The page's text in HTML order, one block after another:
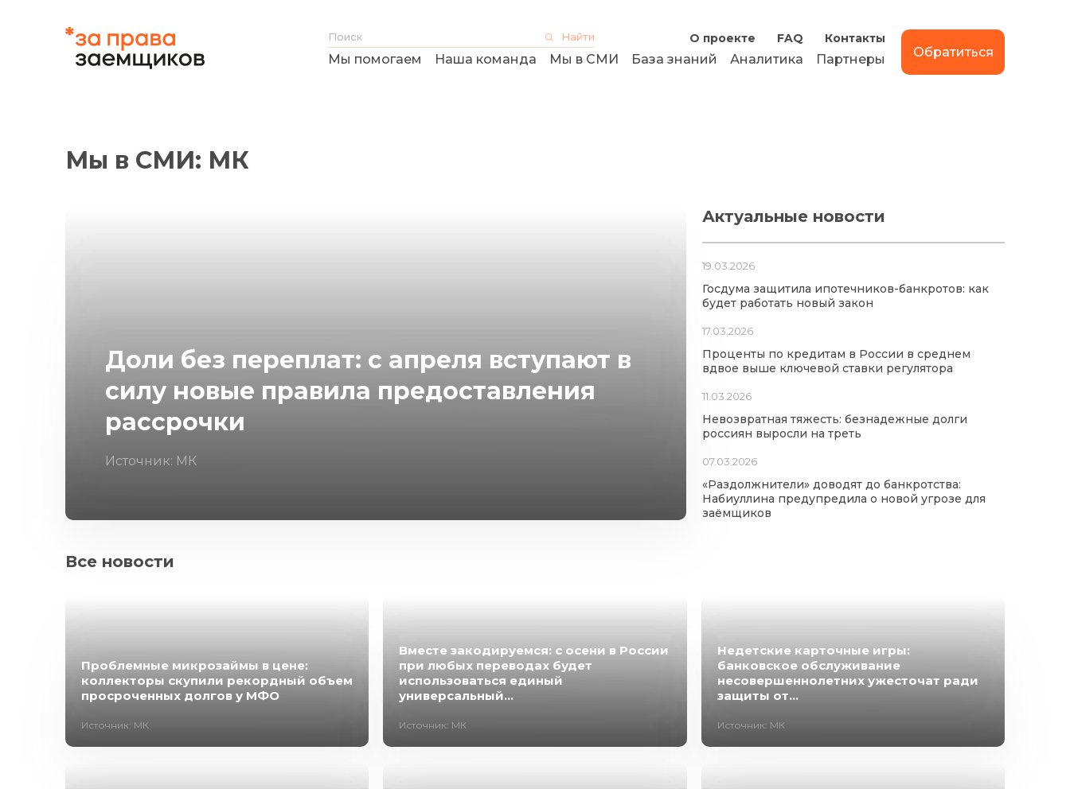
О проекте FAQ Контакты
Мы помогаем Наша команда Мы в СМИ База знаний Аналитика Партнеры Обратиться
Мы в СМИ: МК
Доли без переплат: с апреля вступают в
силу новые правила предоставления
рассрочки
Источник: МК
Актуальные новости
19.03.2026
Госдума защитила ипотечников-банкротов: как
будет работать новый закон
17.03.2026
Проценты по кредитам в России в среднем
вдвое выше ключевой ставки регулятора
11.03.2026
Невозвратная тяжесть: безнадежные долги
россиян выросли на треть
07.03.2026
«Раздолжнители» доводят до банкротства:
Набиуллина предупредила о новой угрозе для
заёмщиков
Все новости
Проблемные микрозаймы в цене:
коллекторы скупили рекордный объем
просроченных долгов у МФО
Источник: МК
Вместе закодируемся: с осени в России
при любых переводах будет
использоваться единый
универсальный...
Источник: МК
Недетские карточные игры:
банковское обслуживание
несовершеннолетних ужесточат ради
защиты от...
Источник: МК